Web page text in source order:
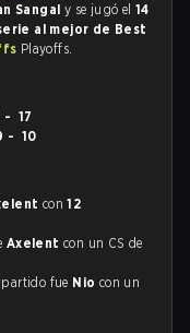
Sangal y se jugó el14
al mejor de Best
Playoffs.
- 17
- 10
con12
Axelent con un CS de
fue Nio con un